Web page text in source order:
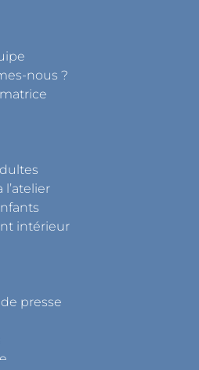
nous ?
l’atelier
intérieur
presse